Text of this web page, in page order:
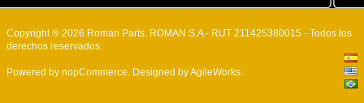
Copyright ® 2026 Roman Parts. ROMAN S.A - RUT 211425380015 - Todos los
derechos reservados.
Powered by nopCommerce. Designed byAgileWorks.